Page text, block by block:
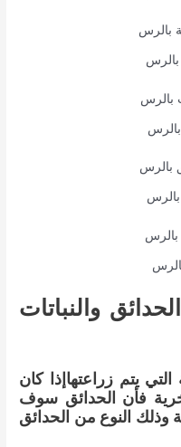
والنباتات
يتم زراعتهاإذا كان
فأن الحدائق سوف
النوع من الحدائق